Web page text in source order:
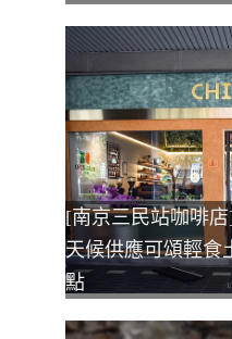
[南京三民站咖啡
天候供應可頌輕食
點